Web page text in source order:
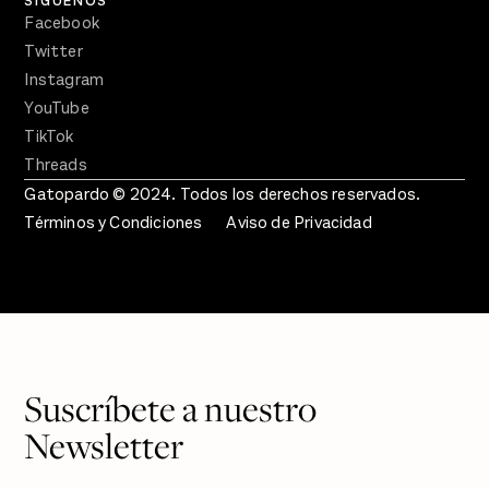
Facebook
Twitter
Instagram
YouTube
TikTok
Threads
Gatopardo © 2024. Todos los derechos reservados.
Términos y Condiciones
Aviso de Privacidad
Suscríbete a nuestro
Newsletter